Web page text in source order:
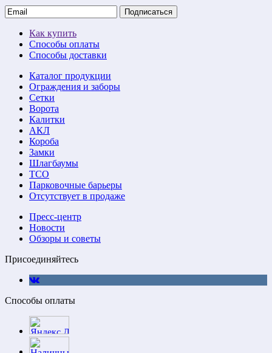
Подписаться
Как купить
Способы оплаты
Способы доставки
Каталог продукции
Ограждения и заборы
Сетки
Ворота
Калитки
АКЛ
Короба
Замки
Шлагбаумы
ТСО
Парковочные барьеры
Отсутствует в продаже
Пресс-центр
Новости
Обзоры и советы
Присоединяйтесь
Способы оплаты